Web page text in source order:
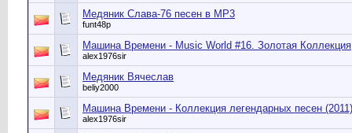
Медяник Слава-76 песен в МР3
funt48p
Машина Времени - Music World #16. Золотая Коллекция
alex1976sir
Медяник Вячеслав
beliy2000
Машина Времени - Коллекция легендарных песен (2011)
alex1976sir